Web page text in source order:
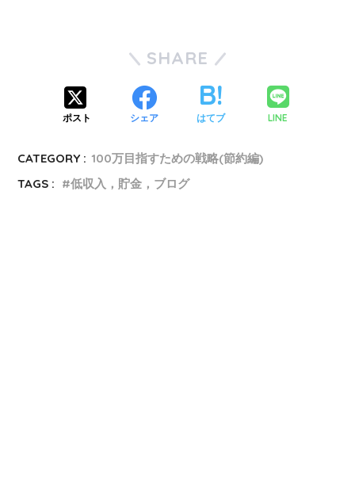
SHARE
ポスト シェア はてブ LINE
CATEGORY : 100万目指すための戦略(節約編)
TAGS :
低収入，貯金，ブログ